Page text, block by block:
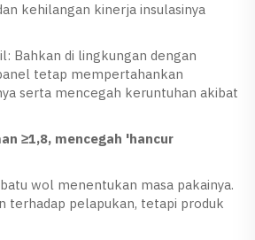
kehilangan kinerja insulasinya
Bahkan di lingkungan dengan
tetap mempertahankan
serta mencegah keruntuhan akibat
≥1,8, mencegah 'hancur
wol menentukan masa pakainya.
terhadap pelapukan, tetapi produk